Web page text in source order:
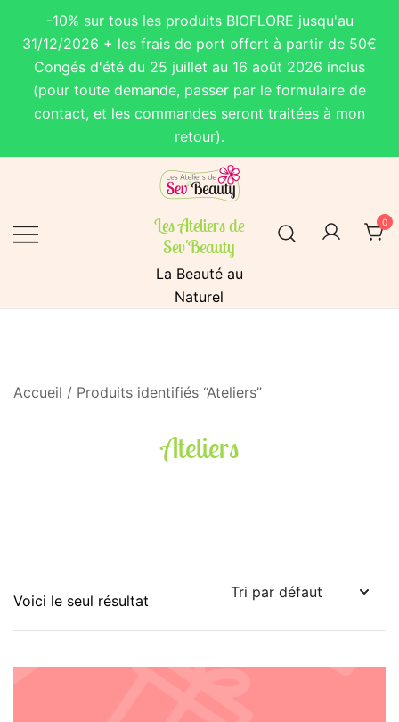
-10% sur tous les produits BIOFLORE jusqu'au
31/12/2026 + les frais de port offert à partir de 50€
Congés d'été du 25 juillet au 16 août 2026 inclus
(pour toute demande, passer par le formulaire de
contact, et les commandes seront traitées à mon
retour).
Les Ateliers de
Sev'Beauty
La Beauté au
Naturel
0
Accueil / Produits identifiés “Ateliers”
Ateliers
Voici le seul résultat